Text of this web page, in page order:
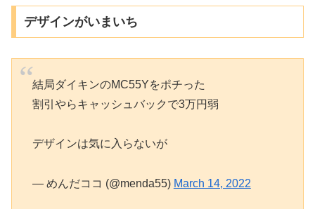
デザインがいまいち
結局ダイキンのMC55Yをポチった
割引やらキャッシュバックで3万円弱
デザインは気に入らないが
— めんだココ (@menda55) March 14, 2022